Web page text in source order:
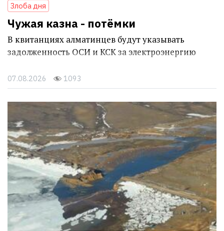
Злоба дня
Чужая казна - потёмки
В квитанциях алматинцев будут указывать
задолженность ОСИ и КСК за электроэнергию
07.08.2026 1093